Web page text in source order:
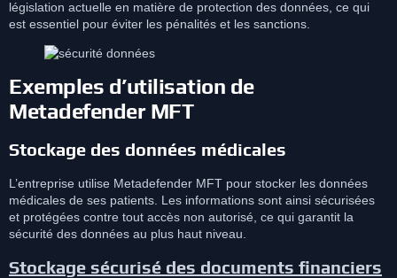
législation actuelle en matière de protection des données, ce qui
est essentiel pour éviter les pénalités et les sanctions.
Exemples d’utilisation de
Metadefender MFT
Stockage des données médicales
L’entreprise utilise Metadefender MFT pour stocker les données
médicales de ses patients. Les informations sont ainsi sécurisées
et protégées contre tout accès non autorisé, ce qui garantit la
sécurité des données au plus haut niveau.
Stockage sécurisé des documents financiers